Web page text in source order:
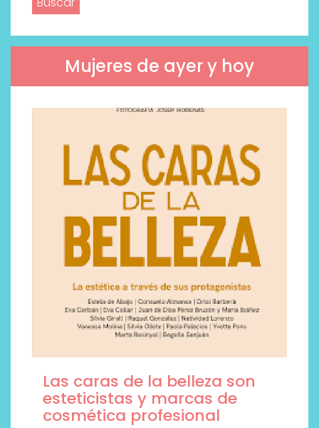
Mujeres de ayer y hoy
Las caras de la belleza son
esteticistas y marcas de
cosmética profesional